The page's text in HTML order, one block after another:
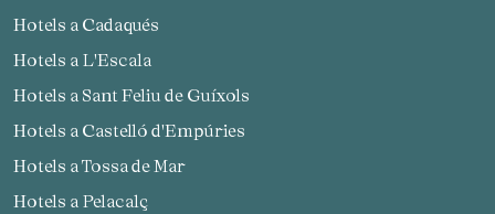
Hotels a Cadaqués
Hotels a L'Escala
Hotels a Sant Feliu de Guíxols
Hotels a Castelló d'Empúries
Hotels a Tossa de Mar
Hotels a Pelacalç